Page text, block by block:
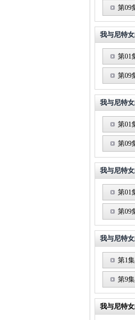
第09
我与尼特
第01
第09
我与尼特
第01
第09
我与尼特
第01
第09
我与尼特
第1集
第9集
我与尼特